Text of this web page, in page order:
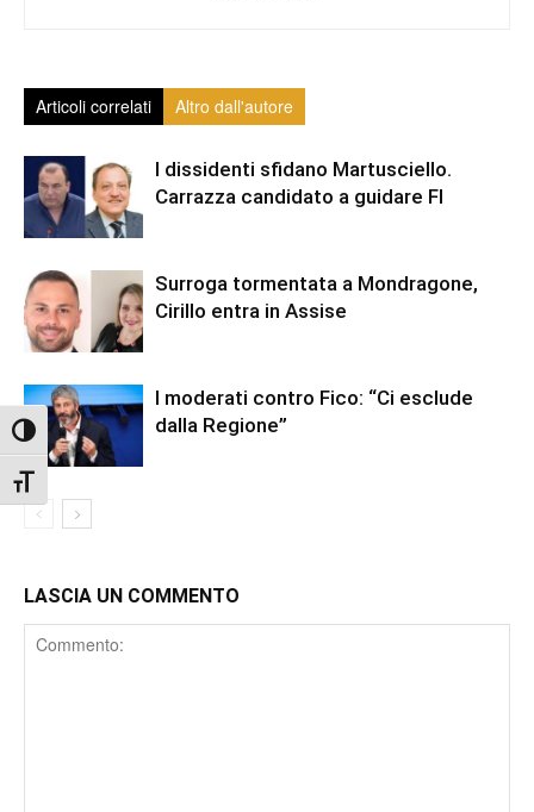
Attiva/disattiva alto contrasto
Attiva/disattiva dimensione testo
Articoli correlati Altro dall'autore
I dissidenti sfidano Martusciello.
Carrazza candidato a guidare FI
Surroga tormentata a Mondragone,
Cirillo entra in Assise
I moderati contro Fico: “Ci esclude
dalla Regione”
LASCIA UN COMMENTO
Comment